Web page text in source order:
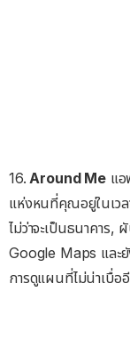
16. Around Meแอ
แห่งหนที่คุณอยู่ในเว
ไม่ว่าจะเป็นธนาคาร,
Google Maps และ
การดูแผนที่ไม่น่าเบื่อ